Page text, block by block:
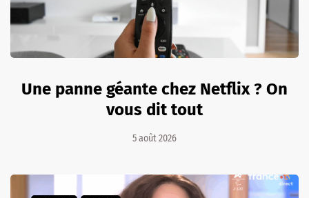
Une panne géante chez Netflix ? On
vous dit tout
5 août 2026